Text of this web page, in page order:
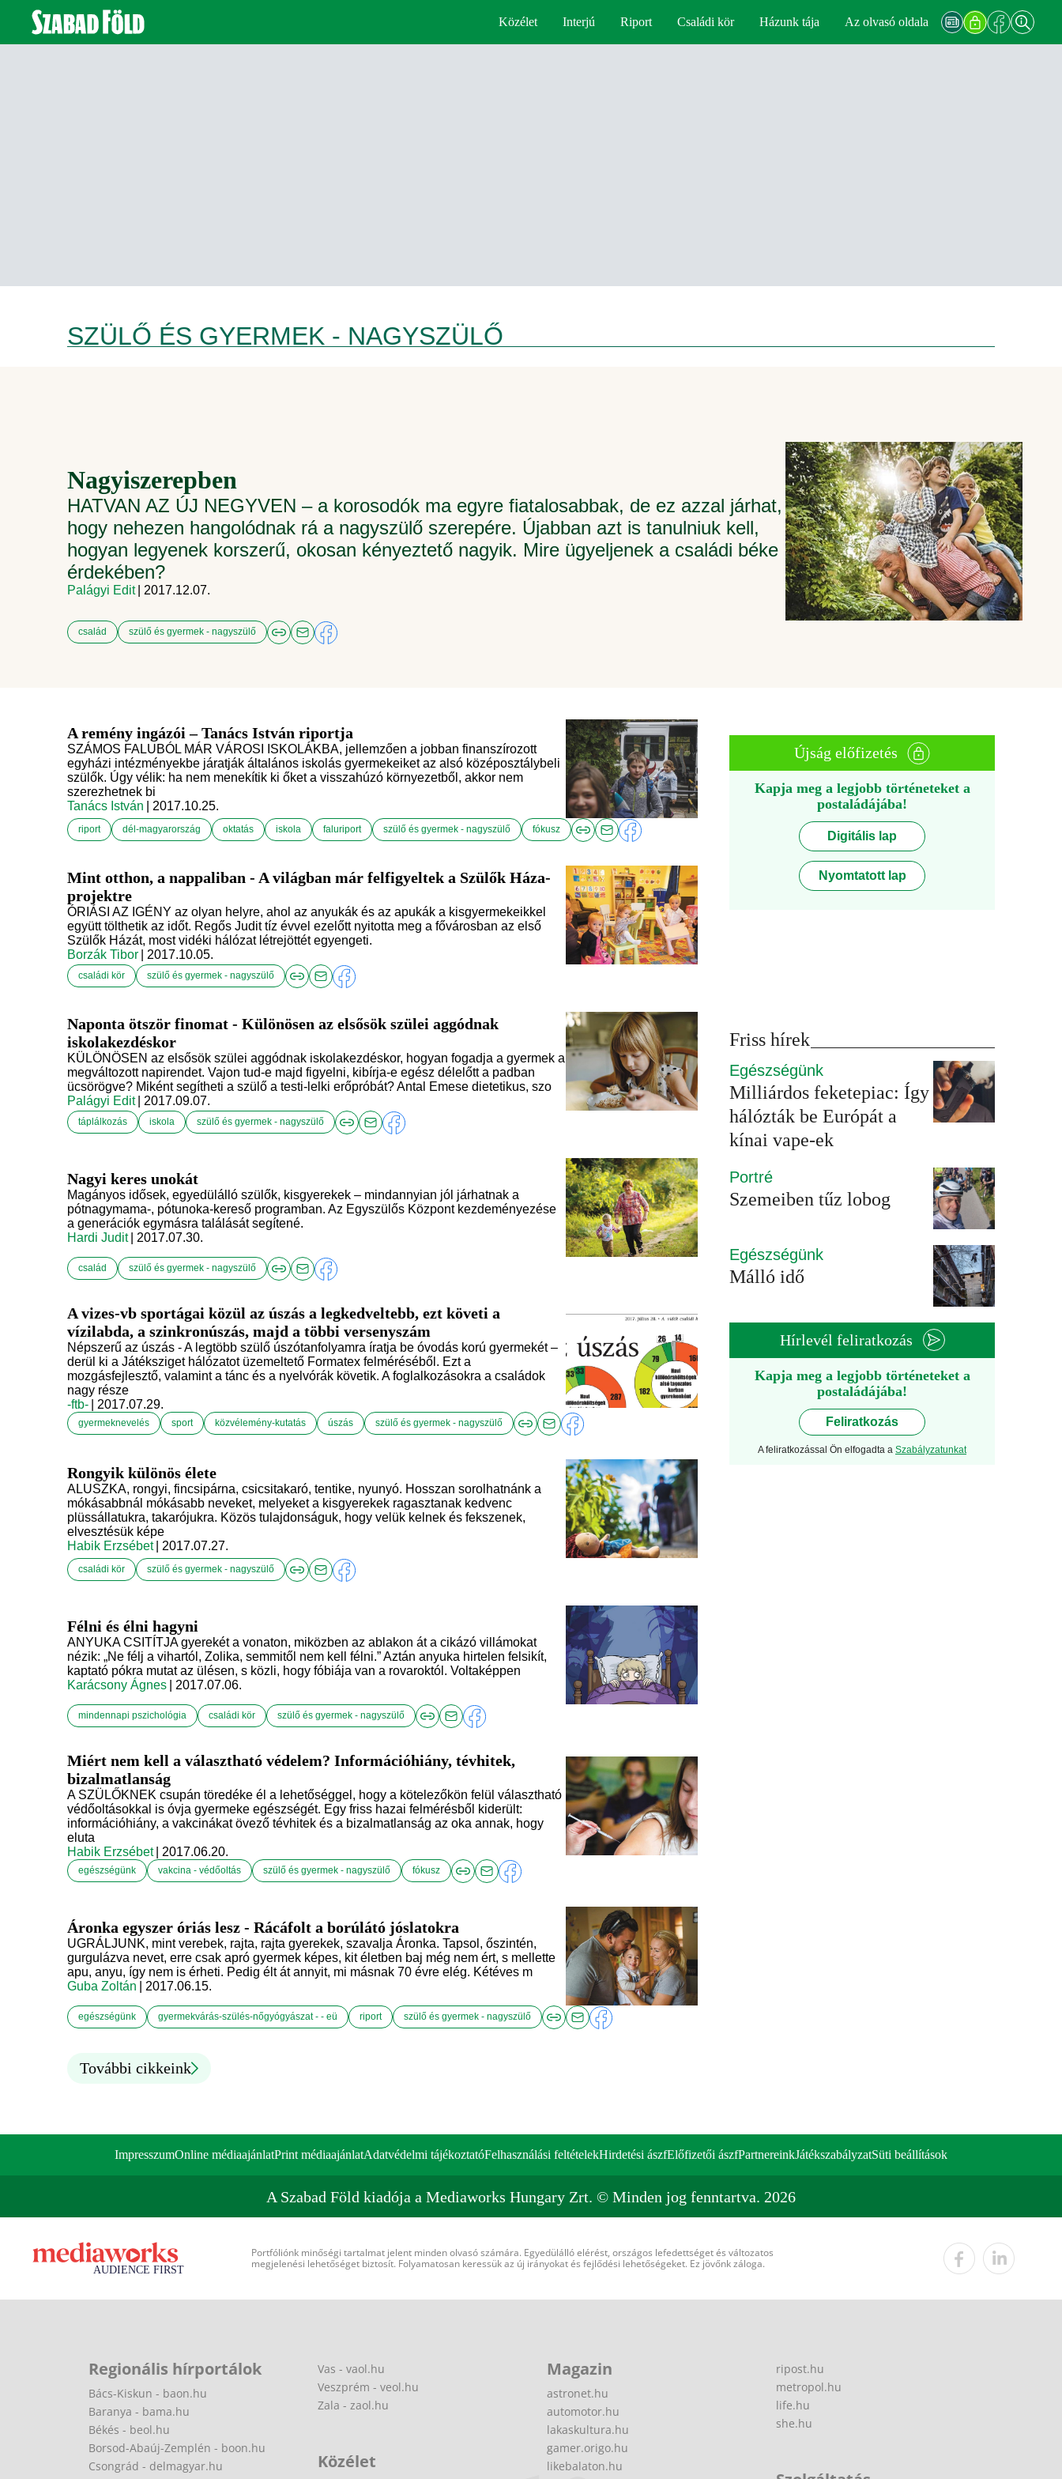
Közélet Interjú Riport Családi kör Házunk tája Az olvasó oldala
SZÜLŐ ÉS GYERMEK - NAGYSZÜLŐ
Nagyiszerepben
HATVAN AZ ÚJ NEGYVEN – a korosodók ma egyre fiatalosabbak, de ez azzal járhat,
hogy nehezen hangolódnak rá a nagyszülő szerepére. Újabban azt is tanulniuk kell,
hogyan legyenek korszerű, okosan kényeztető nagyik. Mire ügyeljenek a családi béke
érdekében?
Palágyi Edit | 2017.12.07.
család szülő és gyermek - nagyszülő
A remény ingázói – Tanács István riportja
SZÁMOS FALUBÓL MÁR VÁROSI ISKOLÁKBA, jellemzően a jobban finanszírozott
egyházi intézményekbe járatják általános iskolás gyermekeiket az alsó középosztálybeli
szülők. Úgy vélik: ha nem menekítik ki őket a visszahúzó környezetből, akkor nem
szerezhetnek bi
Tanács István
| 2017.10.25.
riport dél-magyarország oktatás iskola faluriport szülő és gyermek - nagyszülő fókusz
Mint otthon, a nappaliban - A világban már felfigyeltek a Szülők Háza-
projektre
ÓRIÁSI AZ IGÉNY az olyan helyre, ahol az anyukák és az apukák a kisgyermekeikkel
együtt tölthetik az időt. Regős Judit tíz évvel ezelőtt nyitotta meg a fővárosban az első
Szülők Házát, most vidéki hálózat létrejöttét egyengeti.
Borzák Tibor
| 2017.10.05.
családi kör szülő és gyermek - nagyszülő
Naponta ötször finomat - Különösen az elsősök szülei aggódnak
iskolakezdéskor
KÜLÖNÖSEN az elsősök szülei aggódnak iskolakezdéskor, hogyan fogadja a gyermek a
megváltozott napirendet. Vajon tud-e majd figyelni, kibírja-e egész délelőtt a padban
ücsörögve? Miként segítheti a szülő a testi-lelki erőpróbát? Antal Emese dietetikus, szo
Palágyi Edit
| 2017.09.07.
táplálkozás iskola szülő és gyermek - nagyszülő
Nagyi keres unokát
Magányos idősek, egyedülálló szülők, kisgyerekek – mindannyian jól járhatnak a
pótnagymama-, pótunoka-kereső programban. Az Egyszülős Központ kezdeményezése
a generációk egymásra találását segítené.
Hardi Judit
| 2017.07.30.
család szülő és gyermek - nagyszülő
A vizes-vb sportágai közül az úszás a legkedveltebb, ezt követi a
vízilabda, a szinkronúszás, majd a többi versenyszám
Népszerű az úszás - A legtöbb szülő úszótanfolyamra íratja be óvodás korú gyermekét –
derül ki a Játéksziget hálózatot üzemeltető Formatex felméréséből. Ezt a
mozgásfejlesztő, valamint a tánc és a nyelvórák követik. A foglalkozásokra a családok
nagy része
-ftb-
| 2017.07.29.
gyermeknevelés sport közvélemény-kutatás úszás szülő és gyermek - nagyszülő
Rongyik különös élete
ALUSZKA, rongyi, fincsipárna, csicsitakaró, tentike, nyunyó. Hosszan sorolhatnánk a
mókásabbnál mókásabb neveket, melyeket a kisgyerekek ragasztanak kedvenc
plüssállatukra, takarójukra. Közös tulajdonságuk, hogy velük kelnek és fekszenek,
elvesztésük képe
Habik Erzsébet
| 2017.07.27.
családi kör szülő és gyermek - nagyszülő
Félni és élni hagyni
ANYUKA CSITÍTJA gyerekét a vonaton, miközben az ablakon át a cikázó villámokat
nézik: „Ne félj a vihartól, Zolika, semmitől nem kell félni.” Aztán anyuka hirtelen felsikít,
kaptató pókra mutat az ülésen, s közli, hogy fóbiája van a rovaroktól. Voltaképpen
Karácsony Ágnes
| 2017.07.06.
mindennapi pszichológia családi kör szülő és gyermek - nagyszülő
Miért nem kell a választható védelem? Információhiány, tévhitek,
bizalmatlanság
A SZÜLŐKNEK csupán töredéke él a lehetőséggel, hogy a kötelezőkön felül választható
védőoltásokkal is óvja gyermeke egészségét. Egy friss hazai felmérésből kiderült:
információhiány, a vakcinákat övező tévhitek és a bizalmatlanság az oka annak, hogy
eluta
Habik Erzsébet
| 2017.06.20.
egészségünk vakcina - védőoltás szülő és gyermek - nagyszülő fókusz
Áronka egyszer óriás lesz - Rácáfolt a borúlátó jóslatokra
UGRÁLJUNK, mint verebek, rajta, rajta gyerekek, szavalja Áronka. Tapsol, őszintén,
gurgulázva nevet, erre csak apró gyermek képes, kit életben baj még nem ért, s mellette
apu, anyu, így nem is érheti. Pedig élt át annyit, mi másnak 70 évre elég. Kétéves m
Guba Zoltán
| 2017.06.15.
egészségünk gyermekvárás-szülés-nőgyógyászat - - eü riport szülő és gyermek - nagyszülő
További cikkeink
Újság előfizetés
Kapja meg a legjobb történeteket a
postaládájába!
Digitális lap
Nyomtatott lap
Friss hírek
Egészségünk
Milliárdos feketepiac: Így
hálózták be Európát a
kínai vape-ek
Portré
Szemeiben tűz lobog
Egészségünk
Málló idő
Hírlevél feliratkozás
Kapja meg a legjobb történeteket a
postaládájába!
Feliratkozás
A feliratkozással Ön elfogadta a Szabályzatunkat
ImpresszumOnline médiaajánlatPrint médiaajánlatAdatvédelmi tájékoztatóFelhasználási feltételekHirdetési ászfElőfizetői ászfPartnereinkJátékszabályzatSüti beállítások
A Szabad Föld kiadója a Mediaworks Hungary Zrt. © Minden jog fenntartva. 2026
Portfóliónk minőségi tartalmat jelent minden olvasó számára. Egyedülálló elérést, országos lefedettséget és változatos
megjelenési lehetőséget biztosít. Folyamatosan keressük az új irányokat és fejlődési lehetőségeket. Ez jövőnk záloga.
Regionális hírportálok
Bács-Kiskun - baon.hu
Baranya - bama.hu
Békés - beol.hu
Borsod-Abaúj-Zemplén - boon.hu
Csongrád - delmagyar.hu
Vas - vaol.hu
Veszprém - veol.hu
Zala - zaol.hu
Közélet
Magazin
astronet.hu
automotor.hu
lakaskultura.hu
gamer.origo.hu
likebalaton.hu
ripost.hu
metropol.hu
life.hu
she.hu